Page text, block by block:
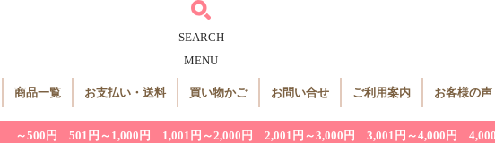
SEARCH
MENU
商品一覧 お支払い・送料 買い物かご お問い合せ ご利用案内 お客様の声
～500円 501円～1,000円 1,001円～2,000円 2,001円～3,000円 3,001円～4,000円